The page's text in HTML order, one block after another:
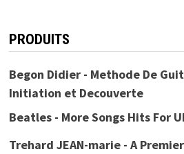
PRODUITS
Begon Didier - Methode De
Initiation et Decouverte
Beatles - More Songs Hits For
Trehard JEAN-marie - A